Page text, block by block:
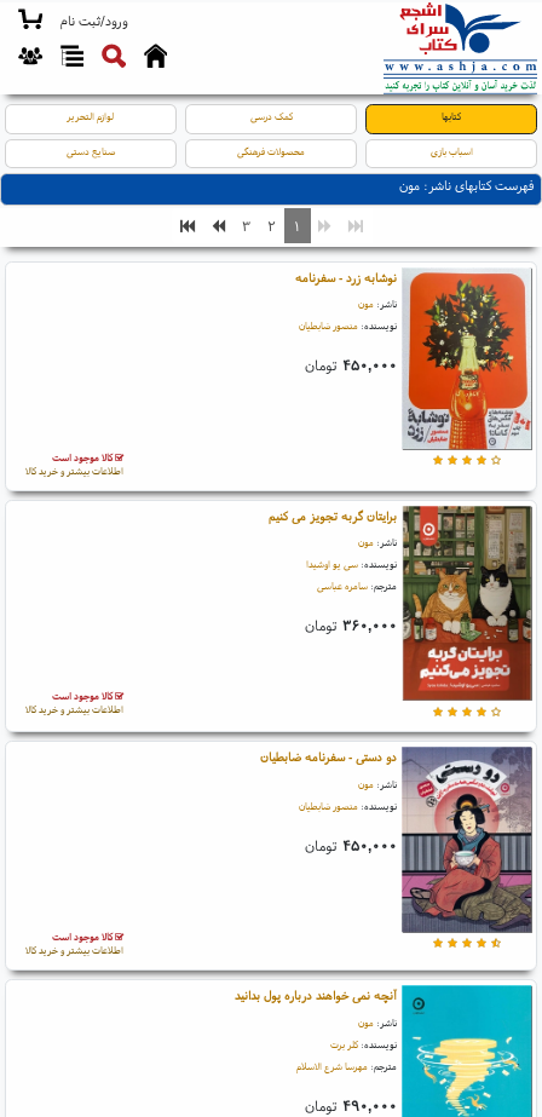
ورود/ثبت نام
کتابها کمک درسی لوازم التحریر
اسباب بازی محصولات فرهنگی صنایع دستی
فهرست کتابهای ناشر: مون
۱ ۲ ۳
نوشابه زرد - سفرنامه
ناشر: مون
نویسنده: منصور ضابطیان
۴۵۰,۰۰۰ تومان
کالا موجود است
اطلاعات بیشتر و خرید کالا
برایتان گربه تجویز می کنیم
ناشر: مون
نویسنده: سی یو اوشیدا
مترجم: سامره عباسی
۳۶۰,۰۰۰ تومان
کالا موجود است
اطلاعات بیشتر و خرید کالا
دو دستی - سفرنامه ضابطیان
ناشر: مون
نویسنده: منصور ضابطیان
۴۵۰,۰۰۰ تومان
کالا موجود است
اطلاعات بیشتر و خرید کالا
آنچه نمی خواهند درباره پول بدانید
ناشر: مون
نویسنده: کلر برت
مترجم: مهرسا شرع الاسلام
۴۹۰,۰۰۰ تومان